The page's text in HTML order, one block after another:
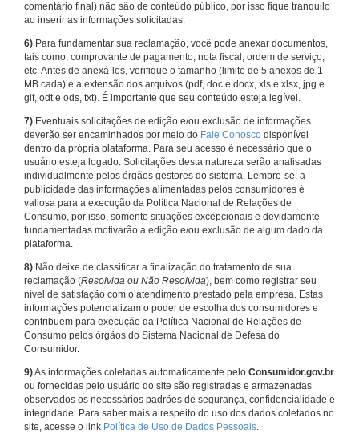
comentário final) não são de conteúdo público, por isso fique tranquilo
ao inserir as informações solicitadas.
6) Para fundamentar sua reclamação, você pode anexar documentos,
tais como, comprovante de pagamento, nota fiscal, ordem de serviço,
etc. Antes de anexá-los, verifique o tamanho (limite de 5 anexos de 1
MB cada) e a extensão dos arquivos (pdf, doc e docx, xls e xlsx, jpg e
gif, odt e ods, txt). É importante que seu conteúdo esteja legível.
7) Eventuais solicitações de edição e/ou exclusão de informações
deverão ser encaminhados por meio do Fale Conosco disponível
dentro da própria plataforma. Para seu acesso é necessário que o
usuário esteja logado. Solicitações desta natureza serão analisadas
individualmente pelos órgãos gestores do sistema. Lembre-se: a
publicidade das informações alimentadas pelos consumidores é
valiosa para a execução da Política Nacional de Relações de
Consumo, por isso, somente situações excepcionais e devidamente
fundamentadas motivarão a edição e/ou exclusão de algum dado da
plataforma.
8) Não deixe de classificar a finalização do tratamento de sua
reclamação (Resolvida ou Não Resolvida), bem como registrar seu
nível de satisfação com o atendimento prestado pela empresa. Estas
informações potencializam o poder de escolha dos consumidores e
contribuem para execução da Política Nacional de Relações de
Consumo pelos órgãos do Sistema Nacional de Defesa do
Consumidor.
9)As informações coletadas automaticamente pelo Consumidor.gov.br
ou fornecidas pelo usuário do site são registradas e armazenadas
observados os necessários padrões de segurança, confidencialidade e
integridade. Para saber mais a respeito do uso dos dados coletados no
site, acesse o link Política de Uso de Dados Pessoais.